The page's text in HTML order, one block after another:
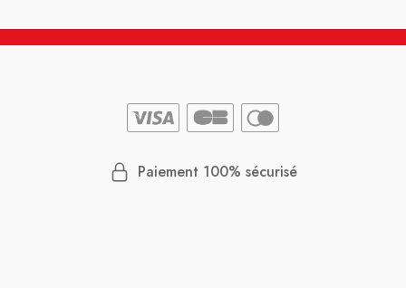
Paiement 100% sécurisé